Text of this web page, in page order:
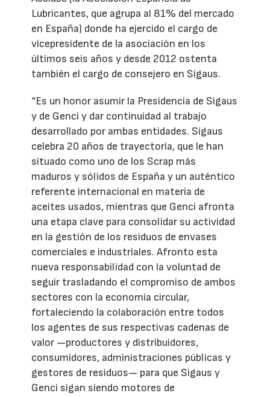
Lubricantes, que agrupa al 81% del mercado
en España) donde ha ejercido el cargo de
vicepresidente de la asociación en los
últimos seis años y desde 2012 ostenta
también el cargo de consejero en Sigaus.
“Es un honor asumir la Presidencia de Sigaus
y de Genci y dar continuidad al trabajo
desarrollado por ambas entidades. Sigaus
celebra 20 años de trayectoria, que le han
situado como uno de los Scrap más
maduros y sólidos de España y un auténtico
referente internacional en materia de
aceites usados, mientras que Genci afronta
una etapa clave para consolidar su actividad
en la gestión de los residuos de envases
comerciales e industriales. Afronto esta
nueva responsabilidad con la voluntad de
seguir trasladando el compromiso de ambos
sectores con la economía circular,
fortaleciendo la colaboración entre todos
los agentes de sus respectivas cadenas de
valor —productores y distribuidores,
consumidores, administraciones públicas y
gestores de residuos— para que Sigaus y
Genci sigan siendo motores de